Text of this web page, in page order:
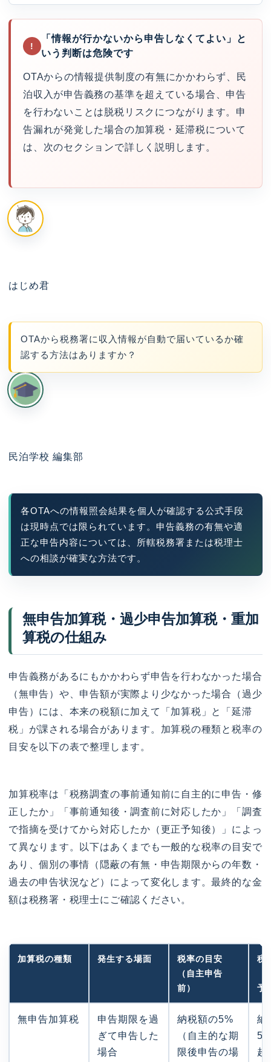
!
「情報が行かないから申告しなくてよい」と
いう判断は危険です
OTAからの情報提供制度の有無にかかわらず、民
泊収入が申告義務の基準を超えている場合、申告
を行わないことは脱税リスクにつながります。申
告漏れが発覚した場合の加算税・延滞税について
は、次のセクションで詳しく説明します。
はじめ君
OTAから税務署に収入情報が自動で届いているか確
認する方法はありますか？
民泊学校 編集部
各OTAへの情報照会結果を個人が確認する公式手段
は現時点では限られています。申告義務の有無や適
正な申告内容については、所轄税務署または税理士
への相談が確実な方法です。
無申告加算税・過少申告加算税・重加
算税の仕組み
申告義務があるにもかかわらず申告を行わなかった場合
（無申告）や、申告額が実際より少なかった場合（過少
申告）には、本来の税額に加えて「加算税」と「延滞
税」が課される場合があります。加算税の種類と税率の
目安を以下の表で整理します。
加算税率は「税務調査の事前通知前に自主的に申告・修
正したか」「事前通知後・調査前に対応したか」「調査
で指摘を受けてから対応したか（更正予知後）」によっ
て異なります。以下はあくまでも一般的な税率の目安で
あり、個別の事情（隠蔽の有無・申告期限からの年数・
過去の申告状況など）によって変化します。最終的な金
額は税務署・税理士にご確認ください。
加算税の種類 発生する場面
税率の目安
（自主申告
前）
税
予
無申告加算税
申告期限を過
ぎて申告した
場合
納税額の5%
（自主的な期
限後申告の場
納
超